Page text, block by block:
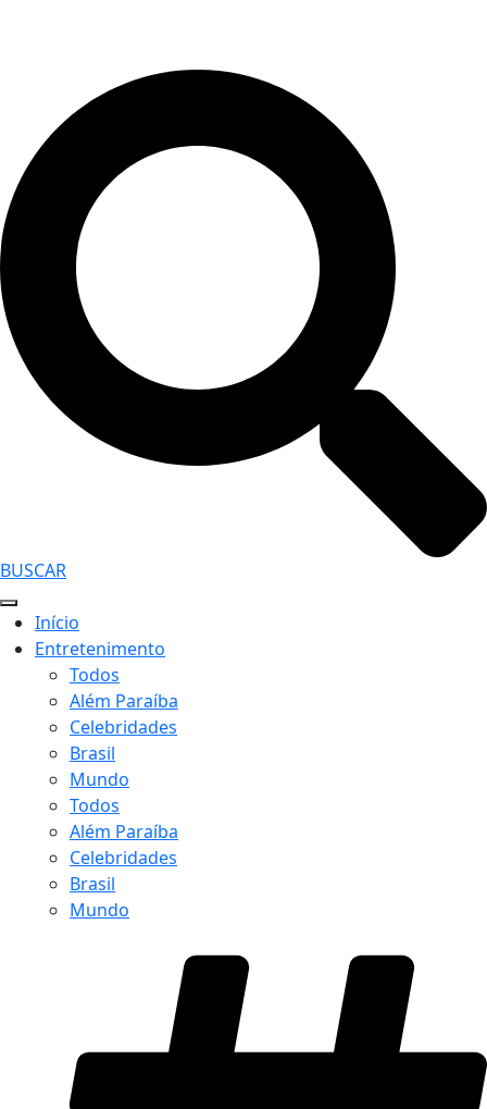
BUSCAR
Início
Entretenimento
Todos
Além Paraíba
Celebridades
Brasil
Mundo
Todos
Além Paraíba
Celebridades
Brasil
Mundo